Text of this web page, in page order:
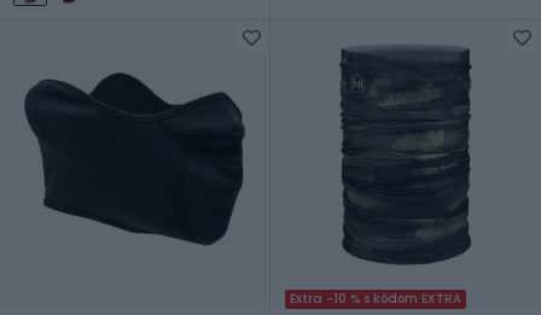
Extra -10 % s kódom EXTRA